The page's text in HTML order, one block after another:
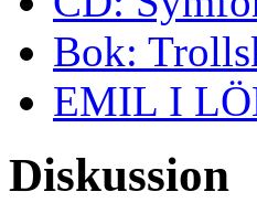
Bok:
EMIL I
Diskussion